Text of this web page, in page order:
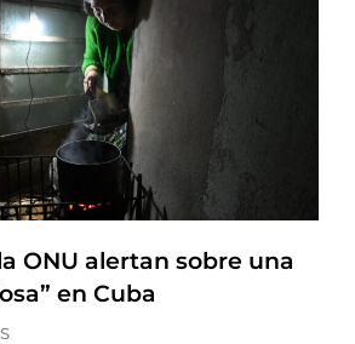
ONU alertan sobre una
en Cuba